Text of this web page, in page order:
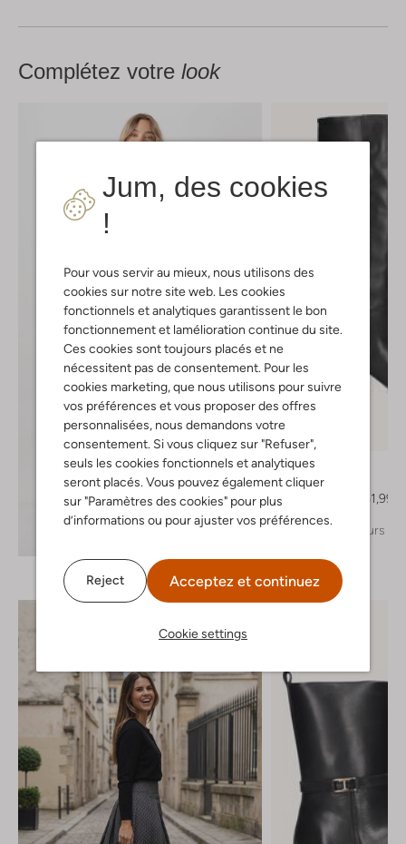
Jum, des cookies
!
Pour vous servir au mieux, nous utilisons des
cookies sur notre site web. Les cookies
fonctionnels et analytiques garantissent le bon
fonctionnement et lamélioration continue du site.
Ces cookies sont toujours placés et ne
nécessitent pas de consentement. Pour les
cookies marketing, que nous utilisons pour suivre
vos préférences et vous proposer des offres
personnalisées, nous demandons votre
consentement. Si vous cliquez sur "Refuser",
seuls les cookies fonctionnels et analytiques
seront placés. Vous pouvez également cliquer
sur "Paramètres des cookies" pour plus
d’informations ou pour ajuster vos préférences.
Reject Acceptez et continuez
Cookie settings
Complétez votre look
-30%
Toral
Bottes hautes
€ 251,99
+ autre couleurs